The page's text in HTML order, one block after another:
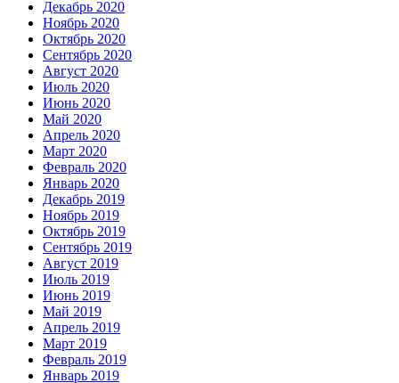
Декабрь 2020
Ноябрь 2020
Октябрь 2020
Сентябрь 2020
Август 2020
Июль 2020
Июнь 2020
Май 2020
Апрель 2020
Март 2020
Февраль 2020
Январь 2020
Декабрь 2019
Ноябрь 2019
Октябрь 2019
Сентябрь 2019
Август 2019
Июль 2019
Июнь 2019
Май 2019
Апрель 2019
Март 2019
Февраль 2019
Январь 2019